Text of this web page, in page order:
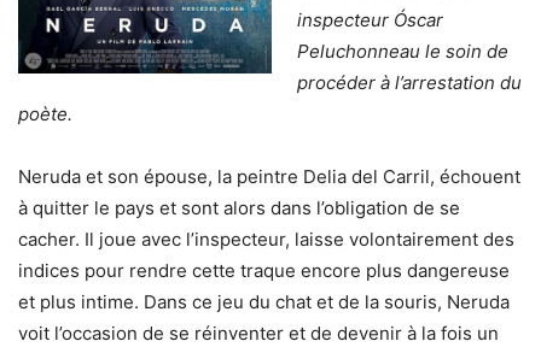
inspecteur Óscar
Peluchonneau le soin de
procéder à l’arrestation du
poète.
Neruda et son épouse, la peintre Delia del Carril, échouent
à quitter le pays et sont alors dans l’obligation de se
cacher. Il joue avec l’inspecteur, laisse volontairement des
indices pour rendre cette traque encore plus dangereuse
et plus intime. Dans ce jeu du chat et de la souris, Neruda
voit l’occasion de se réinventer et de devenir à la fois un